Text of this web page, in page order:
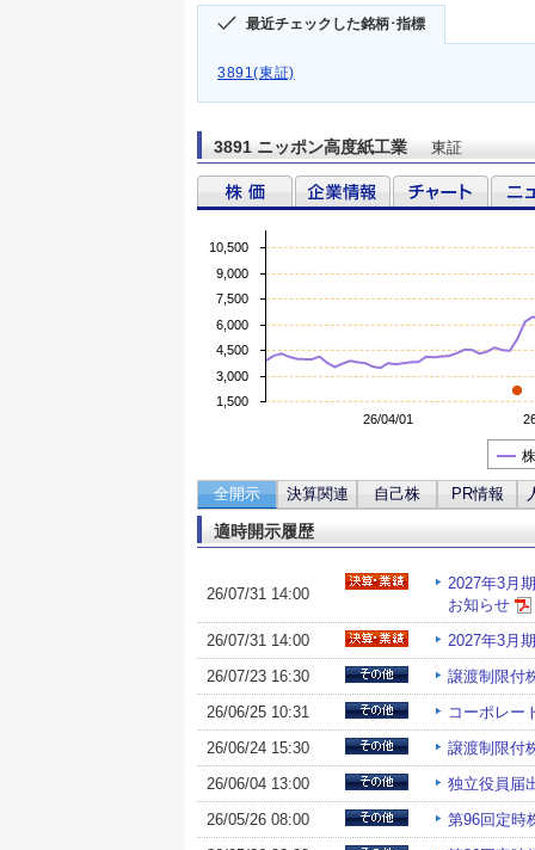
最近チェックした銘柄･指標
3891(東証)
3891 ニッポン高度紙工業 東証